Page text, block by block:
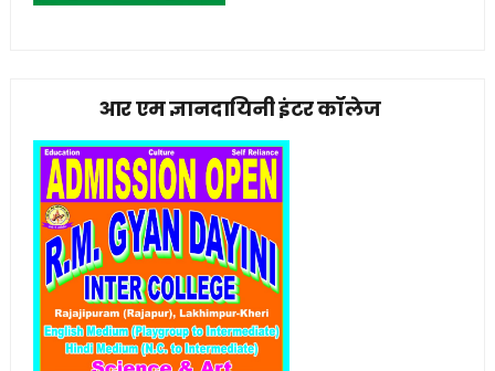
आर एम ज्ञानदायिनी इंटर कॉलेज